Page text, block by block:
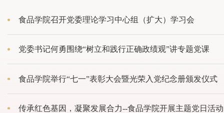
食品学院召开党委理论学习中心组（扩大）学习会
党委书记何勇围绕“树立和践行正确政绩观”讲专题党课
食品学院举行“七一”表彰大会暨光荣入党纪念册颁发仪式
传承红色基因，凝聚发展合力--食品学院开展主题党日活动